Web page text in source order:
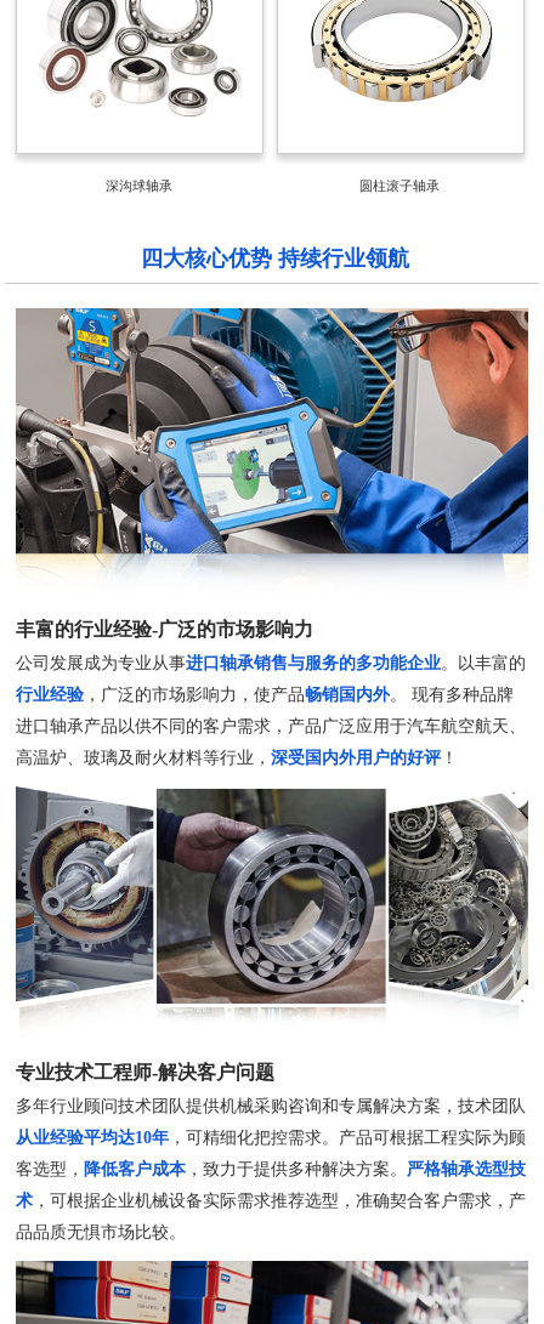
深沟球轴承 圆柱滚子轴承
四大核心优势 持续行业领航
丰富的行业经验-广泛的市场影响力
公司发展成为专业从事进口轴承销售与服务的多功能企业。以丰富的
行业经验 ，广泛的市场影响力，使产品畅销国内外。 现有多种品牌
进口轴承产品以供不同的客户需求，产品广泛应用于汽车航空航天、
高温炉、玻璃及耐火材料等行业，深受国内外用户的好评！
专业技术工程师-解决客户问题
多年行业顾问技术团队提供机械采购咨询和专属解决方案，技术团队
从业经验平均达10年 ，可精细化把控需求。产品可根据工程实际为顾
客选型， 降低客户成本，致力于提供多种解决方案。 严格轴承选型技
术 ，可根据企业机械设备实际需求推荐选型，准确契合客户需求，产
品品质无惧市场比较。